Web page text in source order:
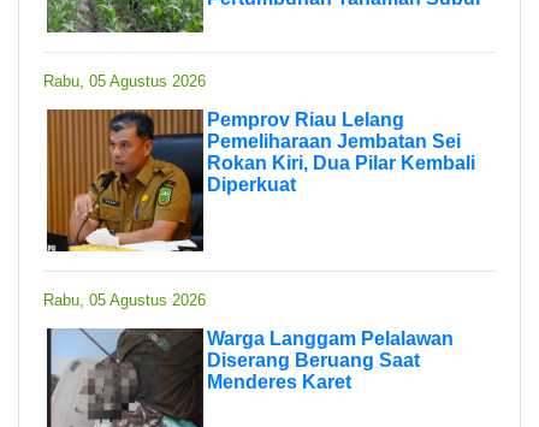
Rabu, 05 Agustus 2026
Pemprov Riau Lelang
Pemeliharaan Jembatan Sei
Rokan Kiri, Dua Pilar Kembali
Diperkuat
Rabu, 05 Agustus 2026
Warga Langgam Pelalawan
Diserang Beruang Saat
Menderes Karet